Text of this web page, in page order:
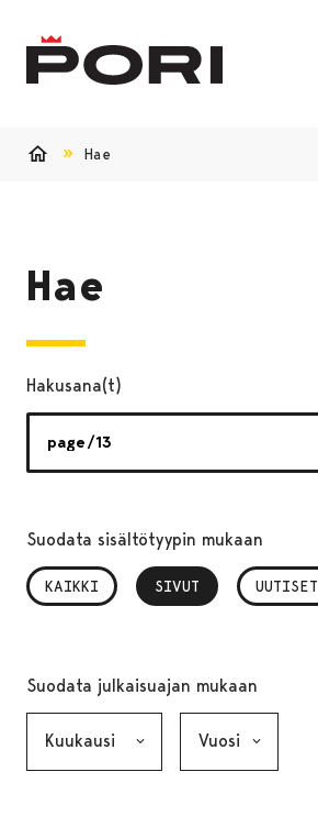
Hae
Hae
Hakusana(t)
Suodata sisältötyypin mukaan
KAIKKI SIVUT
, VALITTU UUTISET
Suodata julkaisuajan mukaan